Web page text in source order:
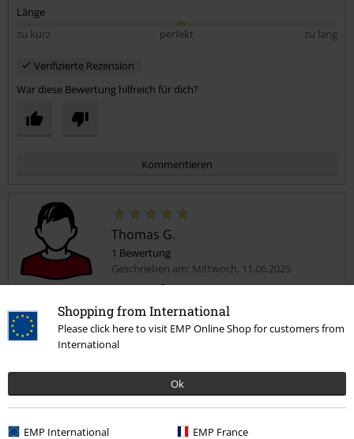
Shopping from International
Please click here to visit EMP Online Shop for customers from
International
Ok
EMP International EMP France
Länge
zu kurz
perfekt zu lang
Verifizierte Rezension
War diese Bewertung hilfreich für dich?
Kommentieren
Kommentar jetzt abschicken!
Thomas G.
1 Bewertung
Geschrieben am: Mittwoch, 11.06.2025
Körpergröße in Meter: 1.90
Gekaufte Größe: L
Super T-Shirt